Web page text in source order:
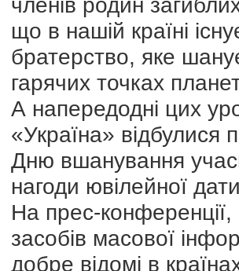
що в нашій країні
братерство, яке
гарячих точках
А напередодні цих
«Україна» відбулися
Дню вшанування
нагоди ювілейної
На прес-конференції,
засобів масової
добре відомі в